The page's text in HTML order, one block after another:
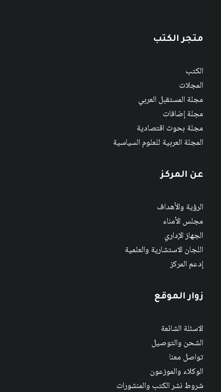
متجر الكتب
الكتب
المجلات
مجلة المستقبل العربي
مجلة إضافات
مجلة بحوث اقتصادية
المجلة العربية للعلوم السياسية
عن المركز
الرؤية والأهداف
مجلس الأمناء
الجهاز الإداري
اللجان الاستشارية والعلمية
إدعم المركز
زوار الموقع
الاسئلة الشائعة
الشحن والتوصيل
تواصل معنا
الوكلاء والموزعون
شروط نشر الكتب والمنشورات